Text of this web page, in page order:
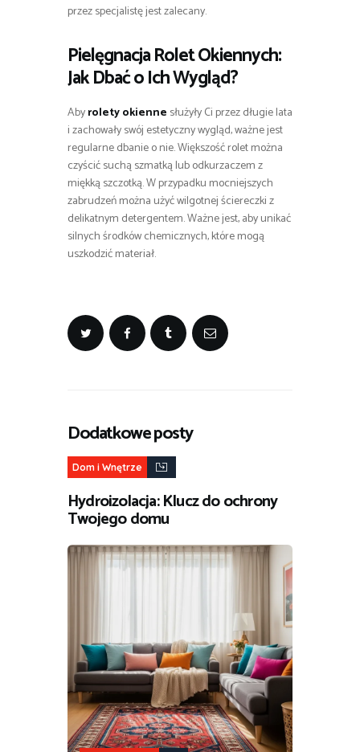
przez specjalistę jest zalecany.
PielęgnacjaRolet Okiennych:
Jak Dbać o Ich Wygląd?
Abyrolety okienne służyły Ci przez długie lata
i zachowały swój estetyczny wygląd, ważne jest
regularne dbanie o nie. Większość rolet można
czyścić suchą szmatką lub odkurzaczem z
miękką szczotką. W przypadku mocniejszych
zabrudzeń można użyć wilgotnej ściereczki z
delikatnym detergentem. Ważne jest, aby unikać
silnych środków chemicznych, które mogą
uszkodzić materiał.
Dodatkowe posty
Dom i Wnętrze
Hydroizolacja: Klucz do ochrony
Twojego domu